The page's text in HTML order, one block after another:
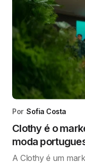
Por Sofia Costa
Clothy é o
moda
A Clothy é um